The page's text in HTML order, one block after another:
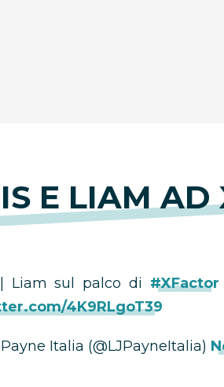
E LIAM AD
Liam sul palco di #XFactor
4K9RLgoT39
Italia (@LJPayneItalia)